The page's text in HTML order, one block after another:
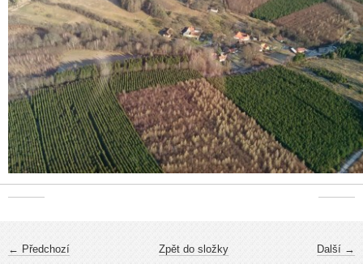
← Předchozí Další →
Zpět do složky